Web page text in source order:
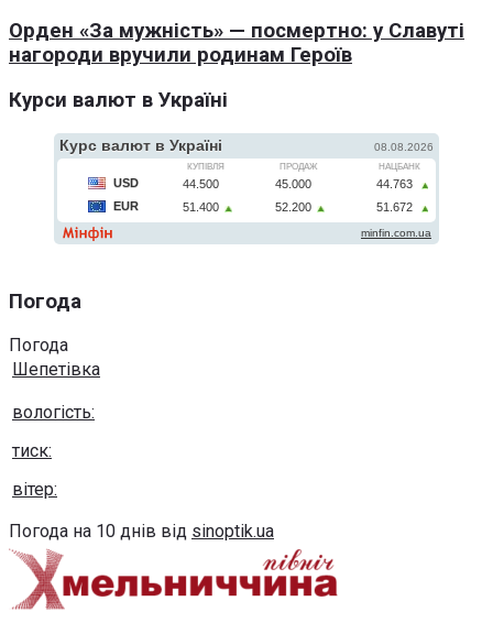
Орден «За мужність» — посмертно: у Славуті
нагороди вручили родинам Героїв
Курси валют в Україні
Погода
Погода
Шепетівка
вологість:
тиск:
вітер:
Погода на 10 днів від sinoptik.ua